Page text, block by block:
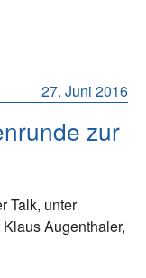
27. Juni 2016
zur
Talk, unter
Augenthaler,